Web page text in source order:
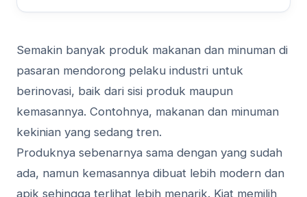
Semakin banyak produk makanan dan minuman di
pasaran mendorong pelaku industri untuk
berinovasi, baik dari sisi produk maupun
kemasannya. Contohnya, makanan dan minuman
kekinian yang sedang tren.
Produknya sebenarnya sama dengan yang sudah
ada, namun kemasannya dibuat lebih modern dan
apik sehingga terlihat lebih menarik. Kiat memilih